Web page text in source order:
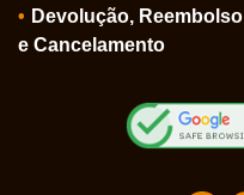
Devolução, Reembolso
e Cancelamento